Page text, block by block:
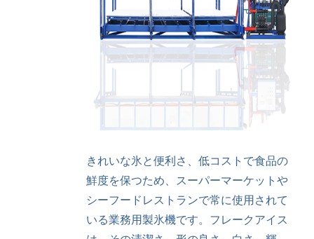
きれいな氷と便利さ、低コストで食品の
鮮度を保つため、スーパーマーケットや
シーフードレストランで常に使用されて
いる業務用製氷機です。フレークアイス